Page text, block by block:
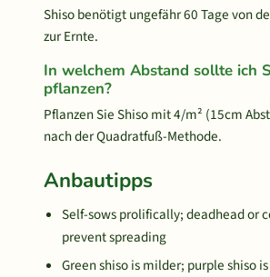
Shiso benötigt ungefähr 60 Tage von
zur Ernte.
In welchem Abstand sollte ich
pflanzen?
Pflanzen Sie Shiso mit 4/m² (15cm
nach der Quadratfuß-Methode.
Anbautipps
Self-sows prolifically; deadhead or
prevent spreading
Green shiso is milder; purple shiso